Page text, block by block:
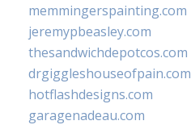
memmingerspainting.com
jeremypbeasley.com
thesandwichdepotcos.com
drgiggleshouseofpain.com
hotflashdesigns.com
garagenadeau.com